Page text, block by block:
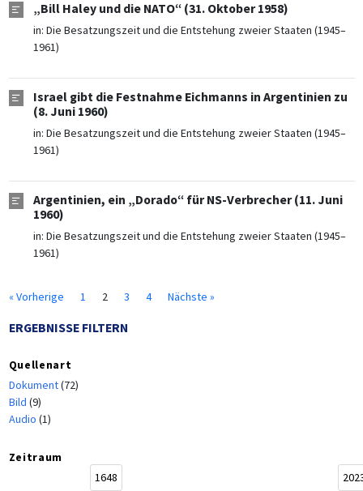
„Bill Haley und die NATO“ (31. Oktober 1958)
in: Die Besatzungszeit und die Entstehung zweier Staaten (1945–
1961)
Israel gibt die Festnahme Eichmanns in Argentinien zu
(8. Juni 1960)
in: Die Besatzungszeit und die Entstehung zweier Staaten (1945–
1961)
Argentinien, ein „Dorado“ für NS-Verbrecher (11. Juni
1960)
in: Die Besatzungszeit und die Entstehung zweier Staaten (1945–
1961)
« Vorherige 1 2 3 4 Nächste »
ERGEBNISSE FILTERN
Quellenart
Dokument(72)
Bild (9)
Audio (1)
Zeitraum
1648